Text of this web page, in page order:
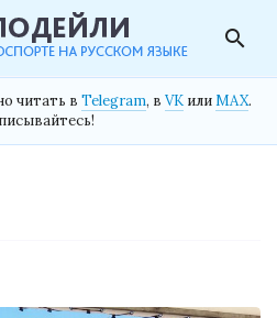
search
читать в Telegram, в VK илиMAX.